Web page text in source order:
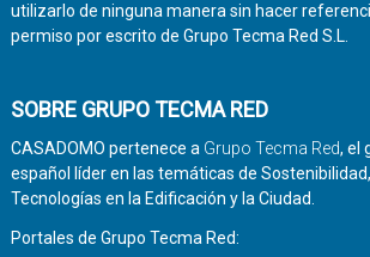
utilizarlo de ninguna manera sin hacer
permiso por escrito de Grupo Tecma Red S.L.
SOBRE GRUPO TECMA RED
CASADOMO pertenece a Grupo Tecma Red, el
español líder en las temáticas de
Tecnologías en la Edificación y la Ciudad.
Portales de Grupo Tecma Red: